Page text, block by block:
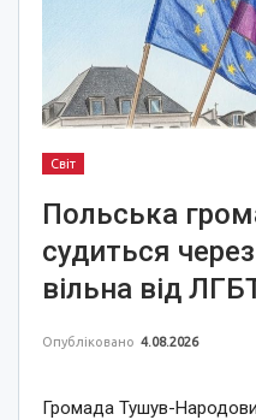
Світ
Польська
судиться
вільна від
Опубліковано 4.08.2026
Громада Тушув-Народови